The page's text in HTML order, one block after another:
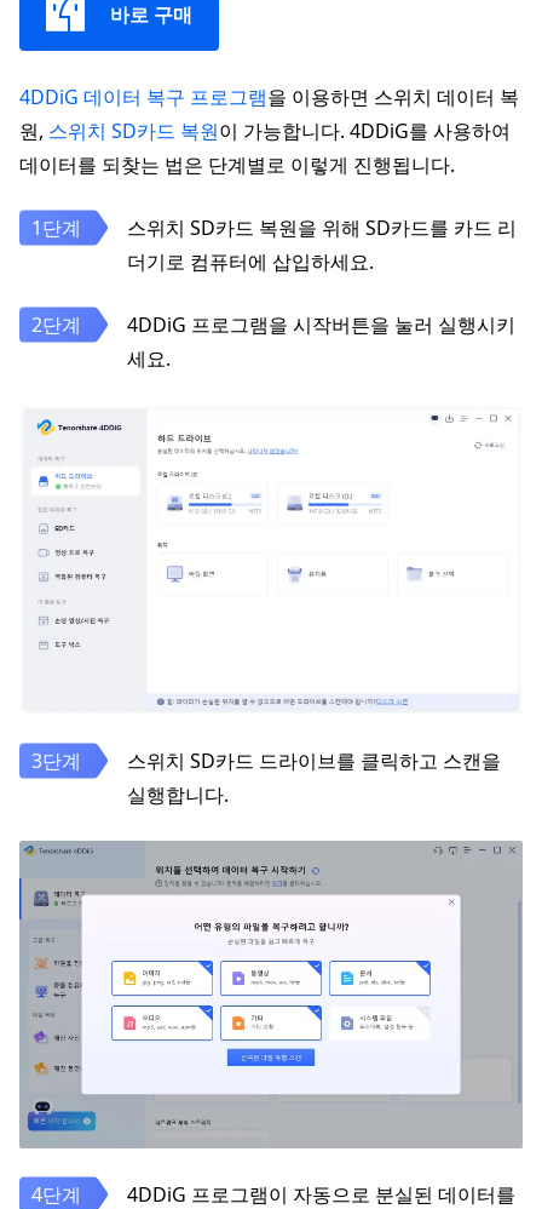
바로 구매
4DDiG 데이터 복구 프로그램을 이용하면 스위치 데이터 복
원, 스위치 SD카드 복원이 가능합니다. 4DDiG를 사용하여
데이터를 되찾는 법은 단계별로 이렇게 진행됩니다.
스위치 SD카드 복원을 위해 SD카드를 카드 리
더기로 컴퓨터에 삽입하세요.
4DDiG 프로그램을 시작버튼을 눌러 실행시키
세요.
스위치 SD카드 드라이브를 클릭하고 스캔을
실행합니다.
4DDiG 프로그램이 자동으로 분실된 데이터를